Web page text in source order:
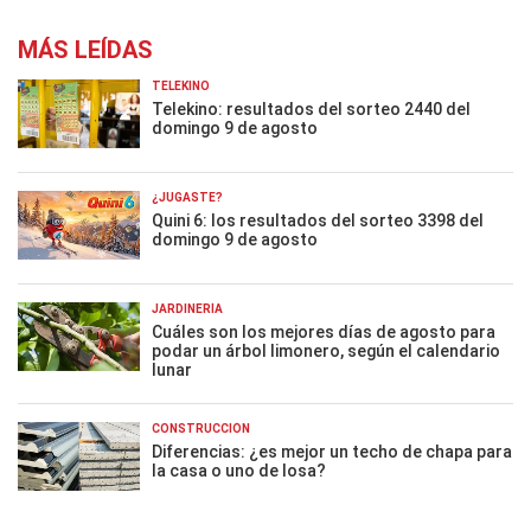
MÁS LEÍDAS
TELEKINO
Telekino: resultados del sorteo 2440 del
domingo 9 de agosto
¿JUGASTE?
Quini 6: los resultados del sorteo 3398 del
domingo 9 de agosto
JARDINERÍA
Cuáles son los mejores días de agosto para
podar un árbol limonero, según el calendario
lunar
CONSTRUCCIÓN
Diferencias: ¿es mejor un techo de chapa para
la casa o uno de losa?